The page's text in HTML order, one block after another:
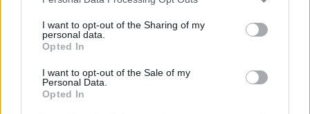
I want to opt-out of the Sharing of my
personal data.
Opted In
I want to opt-out of the Sale of my
Personal Data.
Opted In